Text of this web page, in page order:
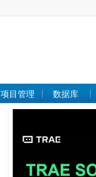
项目管理 数据库